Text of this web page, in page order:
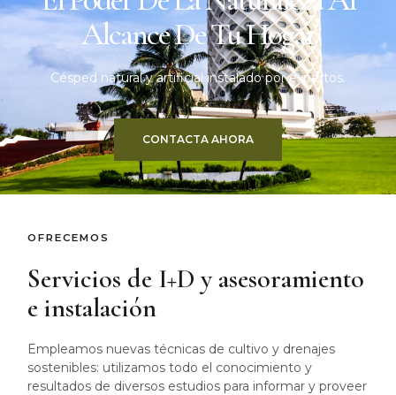
Alcance De Tu Hogar
Césped natural y artificial instalado por expertos.
CONTACTA AHORA
OFRECEMOS
Servicios de I+D y asesoramiento
e instalación
Empleamos nuevas técnicas de cultivo y drenajes
sostenibles: utilizamos todo el conocimiento y
resultados de diversos estudios para informar y proveer